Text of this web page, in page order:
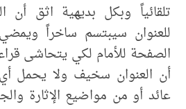
تلقائياً وبكل بديهية اثق أن
للعنوان سيبتسم ساخراً
الصفحة للأمام لكي يتحاشى
أن العنوان سخيف ولا يحمل
عائد أو من مواضيع الإثارة